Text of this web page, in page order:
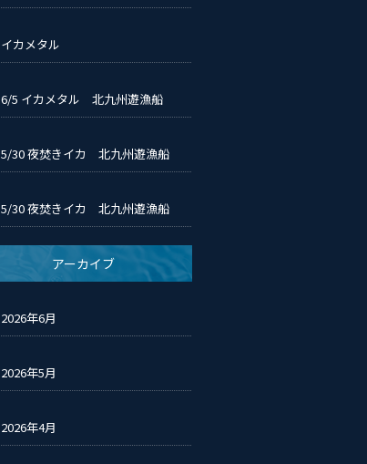
イカメタル
6/5 イカメタル 北九州遊漁船
5/30 夜焚きイカ 北九州遊漁船
5/30 夜焚きイカ 北九州遊漁船
アーカイブ
2026年6月
2026年5月
2026年4月